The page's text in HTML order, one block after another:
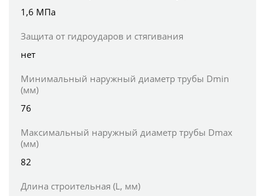
1,6 МПа
Защита от гидроударов и стягивания
нет
Минимальный наружный диаметр трубы Dmin
(мм)
76
Максимальный наружный диаметр трубы Dmax
(мм)
82
Длина строительная (L, мм)